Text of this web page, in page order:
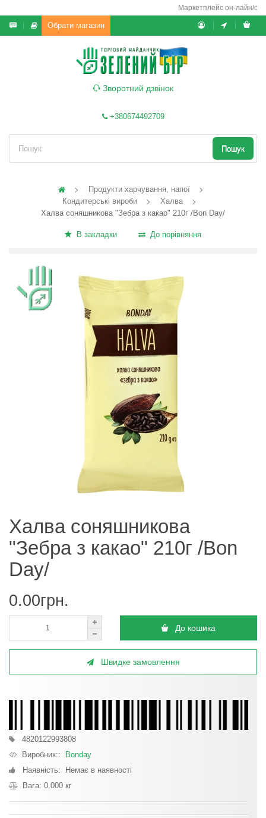
Маркетплейс он-лайн/
Обрати магазин
Зворотний дзвінок
+380674492709
Пошук
Продукти харчування, напої
Кондитерські вироби
Халва
Халва соняшникова "Зебра з какао" 210г /Bon Day/
В закладки До порівняння
Халва соняшникова
"Зебра з какао" 210г /Bon
Day/
0.00грн.
До кошика
Швидке замовлення
4820122993808
Виробник::
Bonday
Наявність: Немає в наявності
Вага: 0.000 кг